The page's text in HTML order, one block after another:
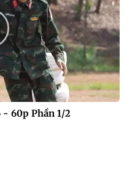
- 60p Phần 1/2